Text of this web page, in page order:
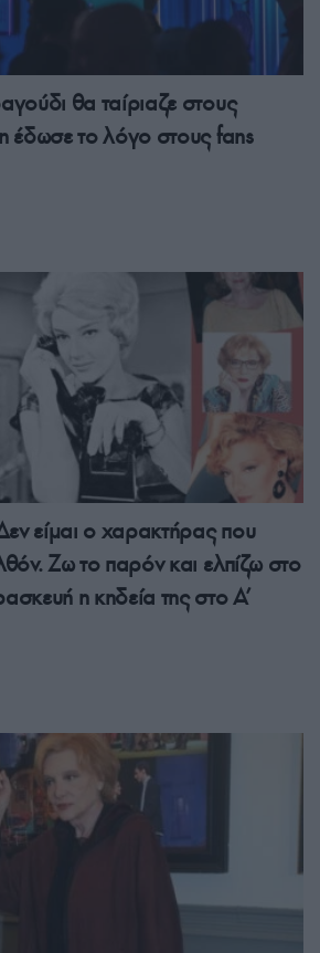
θα ταίριαζε στους
έδωσε το λόγο στους fans
είμαι ο χαρακτήρας που
Ζω το παρόν και ελπίζω στο
η κηδεία της στο Α’